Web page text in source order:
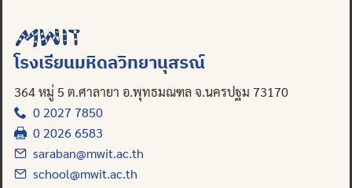
โรงเรียนมหิดลวิทยานุสรณ์
364 หมู่ 5 ต.ศาลายา อ.พุทธมณฑล จ.นครปฐม 73170
0 2027 7850
0 2026 6583
saraban@mwit.ac.th
school@mwit.ac.th